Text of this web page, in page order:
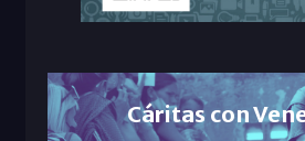
Cáritas con